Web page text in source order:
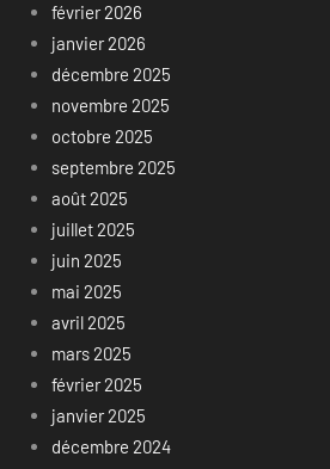
février 2026
janvier 2026
décembre 2025
novembre 2025
octobre 2025
septembre 2025
août 2025
juillet 2025
juin 2025
mai 2025
avril 2025
mars 2025
février 2025
janvier 2025
décembre 2024